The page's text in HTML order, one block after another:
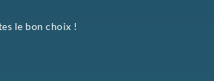
le bon choix !